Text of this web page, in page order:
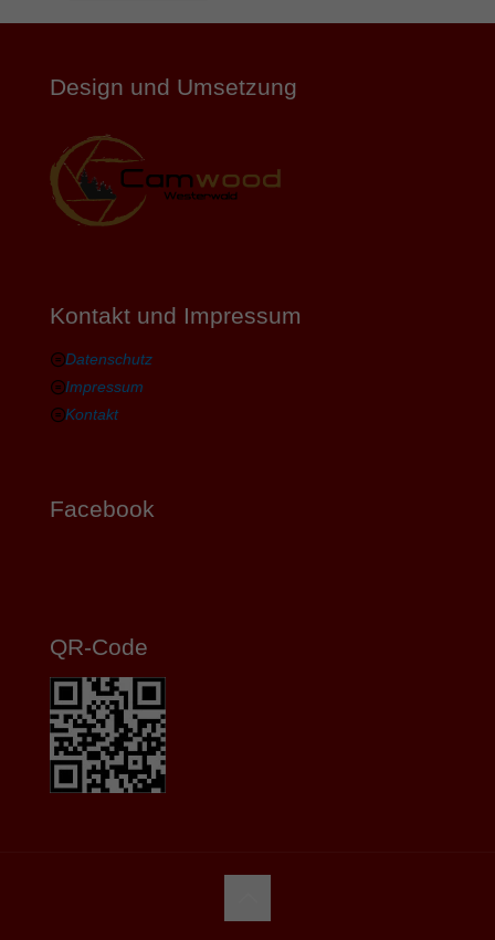
Design und Umsetzung
Kontakt und Impressum
Datenschutz
Impressum
Kontakt
Facebook
QR-Code